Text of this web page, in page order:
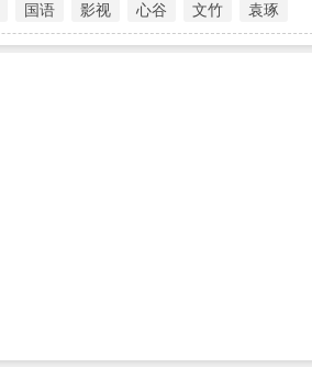
国语 影视 心谷 文竹 袁琢